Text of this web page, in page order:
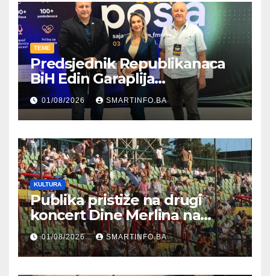
TEME
Predsjednik Republikanaca
BiH Edin Garaplija
prisustvovao prezentaciji
Federalnog sajma
zapošljavanja
01/08/2026 SMARTINFO.BA
KULTURA
Publika pristiže na drugi
koncert Dine Merlina na
Koševu
01/08/2026 SMARTINFO.BA